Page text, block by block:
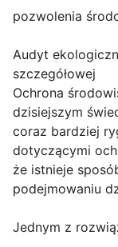
pozwolenia
Audyt
szczegółowej
Ochrona
dzisiejszym
coraz bardziej
dotyczącymi
że istnieje
podejmowaniu
Jednym z